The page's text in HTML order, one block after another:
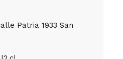
Patria 1933 San